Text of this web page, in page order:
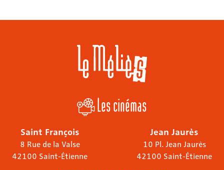
Les cinémas
Saint François
8 Rue de la Valse
42100 Saint-Étienne
Jean Jaurès
10 Pl. Jean Jaurès
42100 Saint-Étienne